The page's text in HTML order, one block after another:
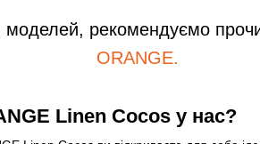
рекомендуємо
ORANGE.
Linen Cocos у нас?